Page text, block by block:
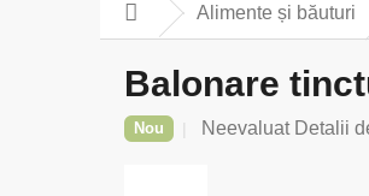
AcasăAlimente și băuturi
Balonare
Nou
Evaluarea
Neevaluat Detalii